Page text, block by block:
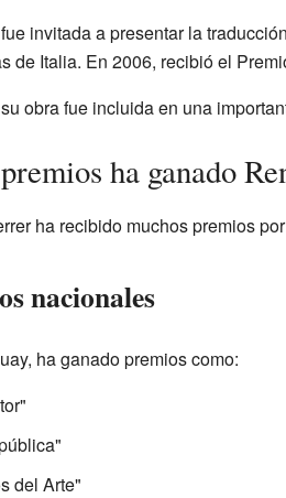
invitada a presentar la
de Italia. En 2006, recibió el
obra fue incluida en una
ha ganado
ha recibido muchos premios
nacionales
ha ganado premios como:
del Arte"